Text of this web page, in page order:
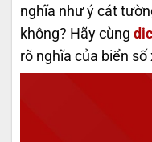
nghĩa như ý cát
không? Hãy cùng
rõ nghĩa của biển số